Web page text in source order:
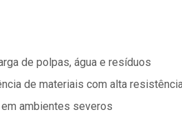
de polpas, água e resíduos
de materiais com alta
ambientes severos